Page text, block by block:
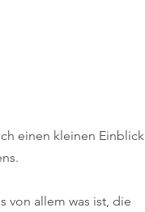
einen kleinen Einblick
von allem was ist, die